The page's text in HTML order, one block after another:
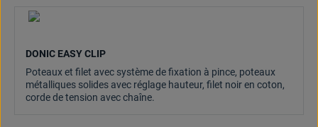
DONIC EASY CLIP
Poteaux et filet avec système de fixation à pince, poteaux
métalliques solides avec réglage hauteur, filet noir en coton,
corde de tension avec chaîne.